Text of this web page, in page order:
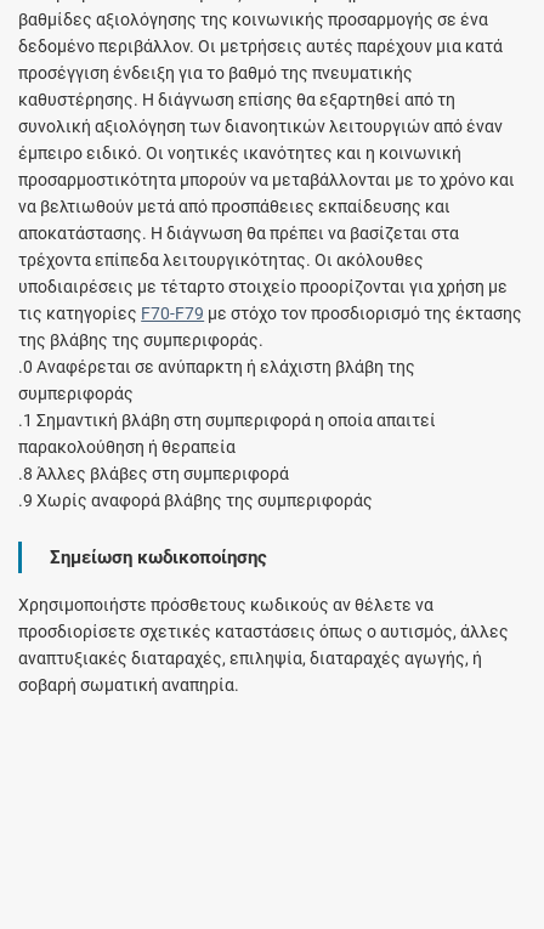
βαθμίδες αξιολόγησης της κοινωνικής προσαρμογής σε ένα
δεδομένο περιβάλλον. Οι μετρήσεις αυτές παρέχουν μια κατά
προσέγγιση ένδειξη για το βαθμό της πνευματικής
καθυστέρησης. Η διάγνωση επίσης θα εξαρτηθεί από τη
συνολική αξιολόγηση των διανοητικών λειτουργιών από έναν
έμπειρο ειδικό. Οι νοητικές ικανότητες και η κοινωνική
προσαρμοστικότητα μπορούν να μεταβάλλονται με το χρόνο και
να βελτιωθούν μετά από προσπάθειες εκπαίδευσης και
αποκατάστασης. Η διάγνωση θα πρέπει να βασίζεται στα
τρέχοντα επίπεδα λειτουργικότητας. Οι ακόλουθες
υποδιαιρέσεις με τέταρτο στοιχείο προορίζονται για χρήση με
τις κατηγορίες F70-F79 με στόχο τον προσδιορισμό της έκτασης
της βλάβης της συμπεριφοράς.
.0 Αναφέρεται σε ανύπαρκτη ή ελάχιστη βλάβη της
συμπεριφοράς
.1 Σημαντική βλάβη στη συμπεριφορά η οποία απαιτεί
παρακολούθηση ή θεραπεία
.8 Άλλες βλάβες στη συμπεριφορά
.9 Χωρίς αναφορά βλάβης της συμπεριφοράς
Σημείωση κωδικοποίησης
Χρησιμοποιήστε πρόσθετους κωδικούς αν θέλετε να
προσδιορίσετε σχετικές καταστάσεις όπως ο αυτισμός, άλλες
αναπτυξιακές διαταραχές, επιληψία, διαταραχές αγωγής, ή
σοβαρή σωματική αναπηρία.